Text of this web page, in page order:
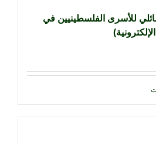
للأسرى الفلسطينيين في